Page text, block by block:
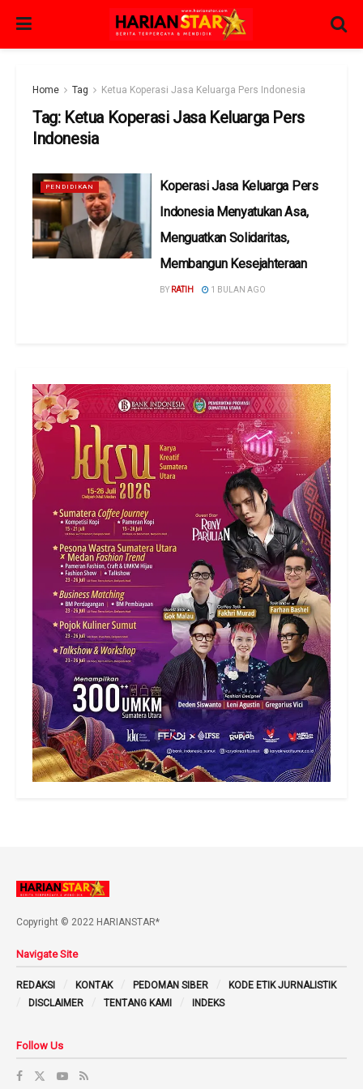
Home Tag Ketua Koperasi Jasa Keluarga Pers Indonesia
Tag: Ketua Koperasi Jasa Keluarga Pers
Indonesia
PENDIDIKAN
Koperasi Jasa Keluarga Pers
Indonesia Menyatukan Asa,
Menguatkan Solidaritas,
Membangun Kesejahteraan
BY RATIH 1 BULAN AGO
Copyright © 2022 HARIANSTAR*
Navigate Site
REDAKSI KONTAK PEDOMAN SIBER
KODE ETIK JURNALISTIK
DISCLAIMER
TENTANG KAMI INDEKS
Follow Us